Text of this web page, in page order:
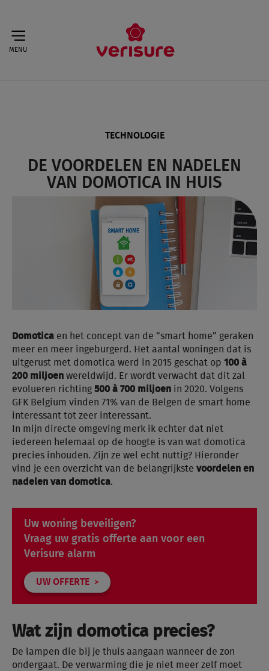
MENU
TECHNOLOGIE
DE VOORDELEN EN NADELEN
VAN DOMOTICA IN HUIS
Domotica en het concept van de “smart home” geraken
meer en meer ingeburgerd. Het aantal woningen dat is
uitgerust met domotica werd in 2015 geschat op 100 à
200 miljoen wereldwijd. Er wordt verwacht dat dit zal
evolueren richting 500 à 700 miljoen in 2020. Volgens
GFK Belgium vinden 71% van de Belgen de smart home
interessant tot zeer interessant.
In mijn directe omgeving merk ik echter dat niet
iedereen helemaal op de hoogte is van wat domotica
precies inhouden. Zijn ze wel echt nuttig? Hieronder
vind je een overzicht van de belangrijkste voordelen en
nadelen van domotica.
UW OFFERTE
Uw woning beveiligen?
Vraag uw gratis offerte aan voor een
Verisure alarm
Wat zijn domotica precies?
De lampen die bij je thuis aangaan wanneer de zon
ondergaat. De verwarming die je niet meer zelf moet